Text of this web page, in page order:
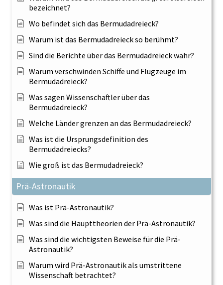
bezeichnet?
Wo befindet sich das Bermudadreieck?
Warum ist das Bermudadreieck so berühmt?
Sind die Berichte über das Bermudadreieck wahr?
Warum verschwinden Schiffe und Flugzeuge im
Bermudadreieck?
Was sagen Wissenschaftler über das
Bermudadreieck?
Welche Länder grenzen an das Bermudadreieck?
Was ist die Ursprungsdefinition des
Bermudadreiecks?
Wie groß ist das Bermudadreieck?
Prä-Astronautik
Was ist Prä-Astronautik?
Was sind die Haupttheorien der Prä-Astronautik?
Was sind die wichtigsten Beweise für die Prä-
Astronautik?
Warum wird Prä-Astronautik als umstrittene
Wissenschaft betrachtet?